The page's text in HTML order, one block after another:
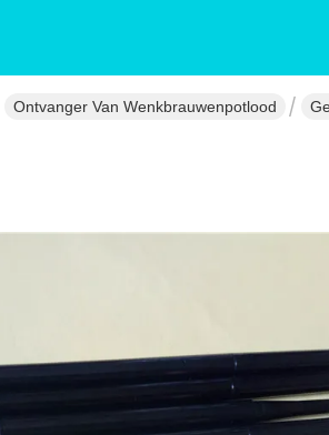
Ontvanger Van Wenkbrauwenpotlood